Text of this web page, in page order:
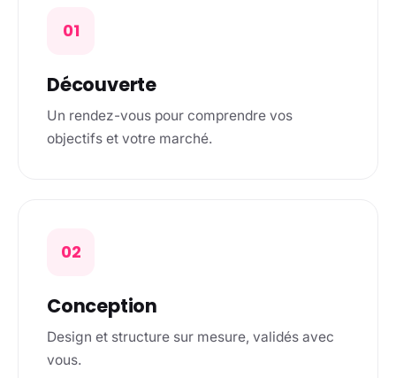
01
Découverte
Un rendez-vous pour comprendre vos
objectifs et votre marché.
02
Conception
Design et structure sur mesure, validés avec
vous.